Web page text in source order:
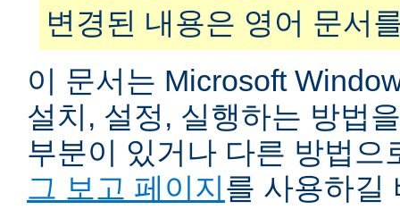
변경된 내용은 영어 문서
이 문서는 Microsoft
설치, 설정, 실행하는 방법
부분이 있거나 다른 방법
그 보고 페이지를 사용하길